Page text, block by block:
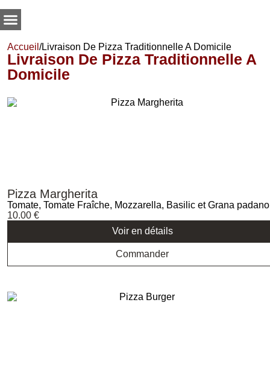
Accueil /Livraison De Pizza Traditionnelle A Domicile
Livraison De Pizza Traditionnelle A
Domicile
Pizza Margherita
Tomate, Tomate Fraîche, Mozzarella, Basilic et Grana padano
10.00 €
Voir en détails
Commander